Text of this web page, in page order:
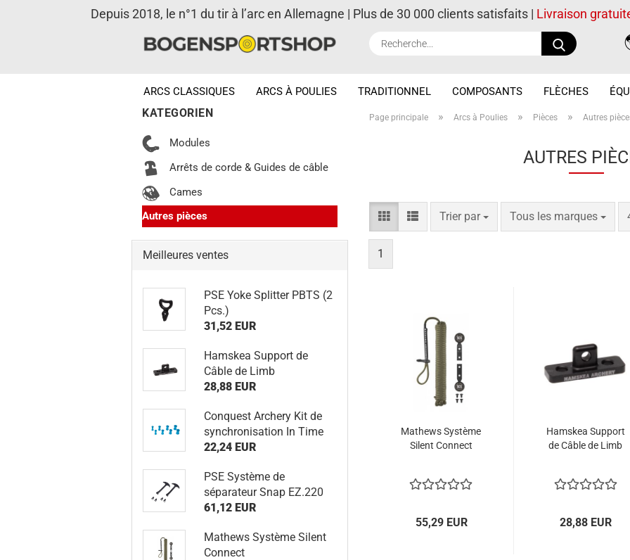
Depuis 2018, le n°1 du tir à l’arc en Allemagne | Plus de 30 000 clients satisfaits | Livraison
ARCS CLASSIQUES ARCS À POULIES TRADITIONNEL COMPOSANTS FLÈCHES
Page principale » Arcs à Poulies » Pièces » Autres
AUTRES
Trier par
Trier par Tous les marques
par page
1
Mathews Système
Silent Connect
55,29 EUR
Hamskea Support
de Câble de Limb
28,88 EUR
KATEGORIEN
Modules
Arrêts de corde & Guides de câble
Cames
Autres pièces
Meilleures ventes
PSE Yoke Splitter PBTS (2
Pcs.)
31,52 EUR
Hamskea Support de
Câble de Limb
28,88 EUR
Conquest Archery Kit de
synchronisation In Time
22,24 EUR
PSE Système de
séparateur Snap EZ.220
61,12 EUR
Mathews Système Silent
Connect